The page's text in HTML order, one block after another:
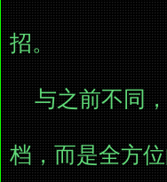
招。
与之前不同
档，而是全方